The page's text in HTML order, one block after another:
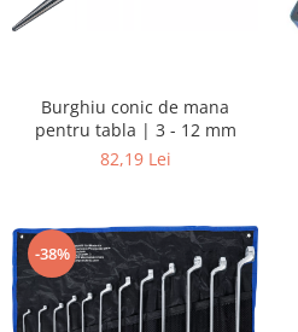
Burghiu conic de mana
pentru tabla | 3 - 12 mm
82,19 Lei
-38%